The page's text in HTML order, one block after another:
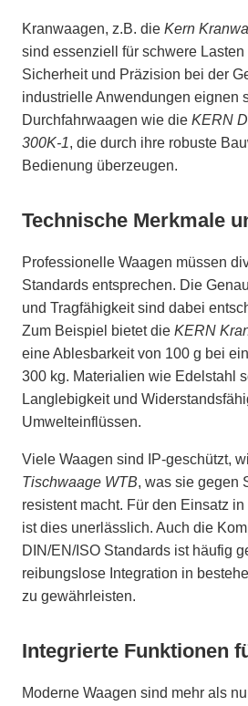
Kranwaagen, z.B. die Kern
sind essenziell für schwere
Sicherheit und Präzision bei der
industrielle Anwendungen eignen
Durchfahrwaagen wie die KERN
300K-1, die durch ihre robuste
Bedienung überzeugen.
Technische Merkmale
Professionelle Waagen müssen
Standards entsprechen. Die
und Tragfähigkeit sind dabei
Zum Beispiel bietet die KERN
eine Ablesbarkeit von 100 g bei
300 kg. Materialien wie Edelstahl
Langlebigkeit und
Umwelteinflüssen.
Viele Waagen sind IP-geschützt,
Tischwaage WTB, was sie gegen
resistent macht. Für den Einsatz
ist dies unerlässlich. Auch die
DIN/EN/ISO Standards ist häufig
reibungslose Integration in
zu gewährleisten.
Integrierte Funktionen
Moderne Waagen sind mehr als